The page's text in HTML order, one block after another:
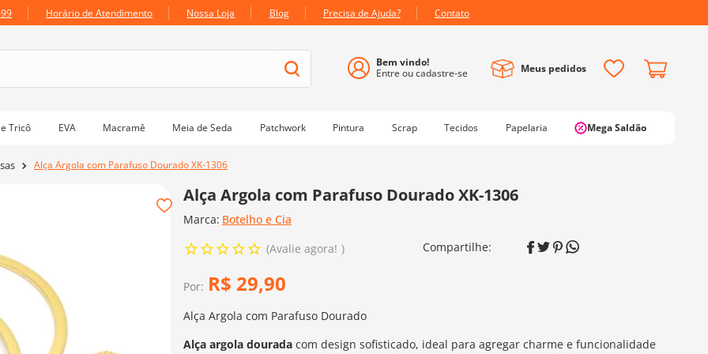
Horário de Atendimento Nossa Loja Blog Precisa de Ajuda? Contato
Meus pedidos
Tricô EVA Macramê Meia de Seda Patchwork Pintura Scrap Tecidos Papelaria Mega Saldão
Alça Argola com Parafuso Dourado XK-1306
Alça Argola com Parafuso Dourado XK-1306
Marca: Botelho e Cia
Avalie agora!
Por: R$ 29,90
Alça Argola com Parafuso Dourado
Alça argola dourada com design sofisticado, ideal para agregar charme e funcionalidade